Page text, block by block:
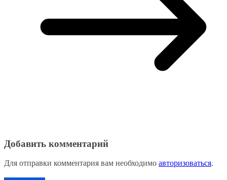
Добавить комментарий
Для отправки комментария вам необходимо авторизоваться.